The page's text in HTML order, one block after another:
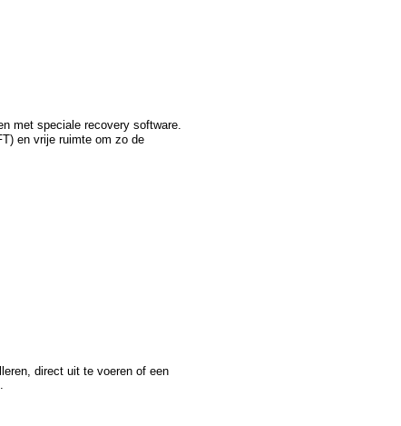
met speciale recovery software.
en vrije ruimte om zo de
direct uit te voeren of een